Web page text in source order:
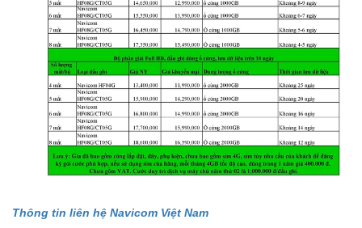
Thông tin liên hệ Navicom Việt Nam